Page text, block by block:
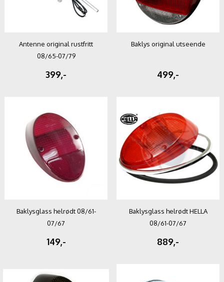
Antenne original rustfritt
08/65-07/79
399,-
Baklys original utseende
499,-
Baklysglass helrødt 08/61-
07/67
149,-
Baklysglass helrødt HELLA
08/61-07/67
889,-